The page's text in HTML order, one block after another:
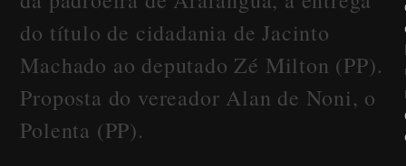
do título de cidadania de Jacinto
Machado ao deputado Zé Milton (PP).
Proposta do vereador Alan de Noni, o
Polenta (PP).